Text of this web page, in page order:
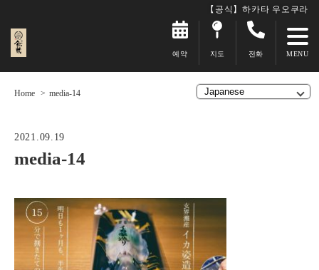
【공식】하카타 우오쿠라
예약 지도 전화
Home media-14
2021.09.19
media-14